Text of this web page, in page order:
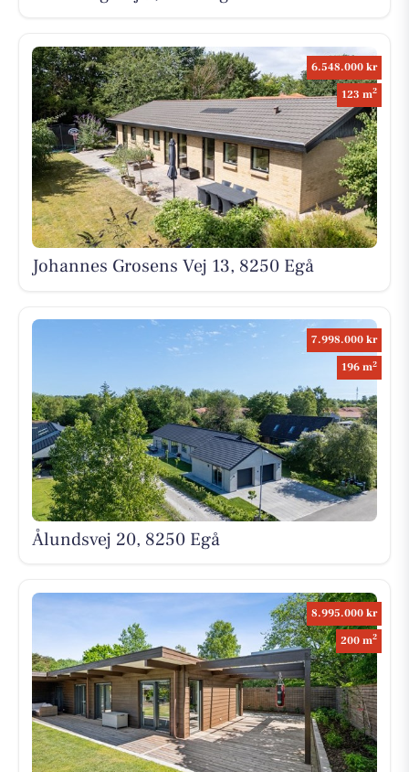
6.548.000 kr
123 m2
Johannes Grosens Vej 13, 8250 Egå
7.998.000 kr
196 m2
Ålundsvej 20, 8250 Egå
8.995.000 kr
200 m2